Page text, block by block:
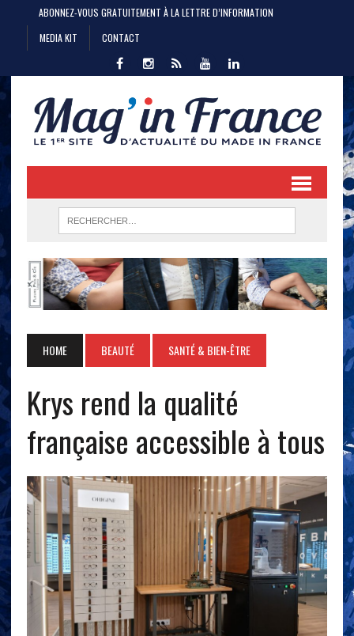
ABONNEZ-VOUS GRATUITEMENT À LA LETTRE D’INFORMATION
MEDIA KIT
CONTACT
HOME BEAUTÉ SANTÉ & BIEN-ÊTRE
Krys rend la qualité
française accessible à tous